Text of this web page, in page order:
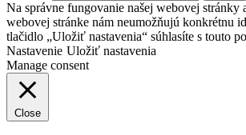
Na správne fungovanie našej webovej stránky
webovej stránke nám neumožňujú konkrétnu
tlačidlo „Uložiť nastavenia“ súhlasíte s touto
Nastavenie Uložiť nastavenia
Manage consent
Close